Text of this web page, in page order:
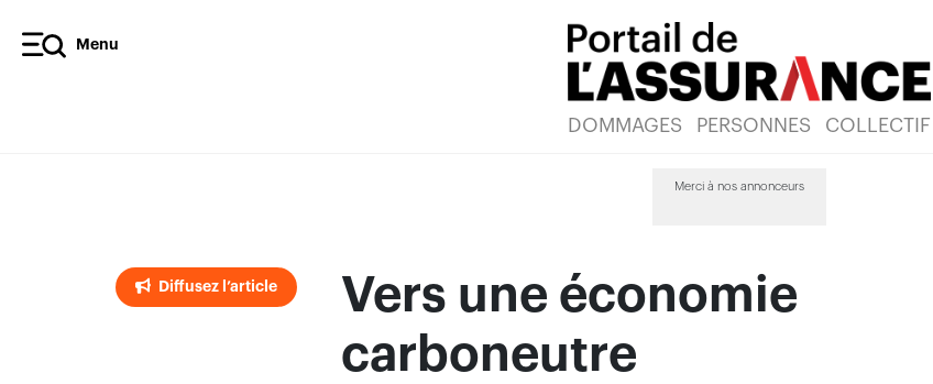
Menu
DOMMAGES PERSONNES COLLECTIF
Merci à nos annonceurs
Diffusez l’article
Vers une économie
carboneutre